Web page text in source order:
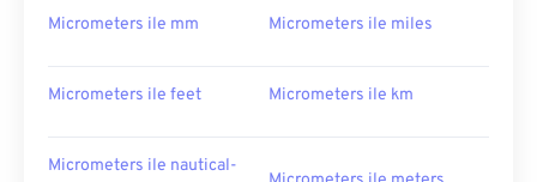
Micrometers ile mm Micrometers ile miles
Micrometers ile feet Micrometers ile km
Micrometers ile nautical-